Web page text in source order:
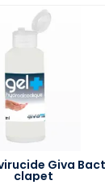
Giva
clapet